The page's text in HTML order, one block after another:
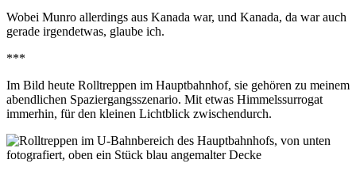
Wobei Munro allerdings aus Kanada war, und Kanada, da war auch
gerade irgendetwas, glaube ich.
***
Im Bild heute Rolltreppen im Hauptbahnhof, sie gehören zu meinem
abendlichen Spaziergangsszenario. Mit etwas Himmelssurrogat
immerhin, für den kleinen Lichtblick zwischendurch.